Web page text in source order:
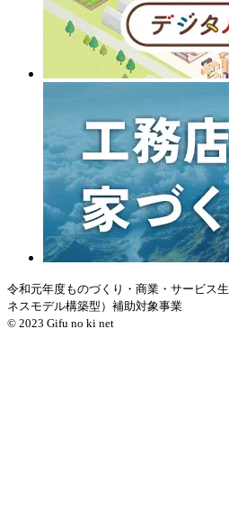
令和元年度ものづくり・商業・サービス
ネスモデル構築型）補助対象事業
© 2023 Gifu no ki net